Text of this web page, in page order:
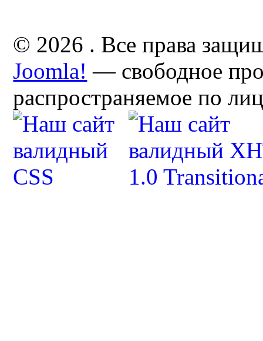
© 2026 . Все права
Joomla! — свободное
распространяемое по